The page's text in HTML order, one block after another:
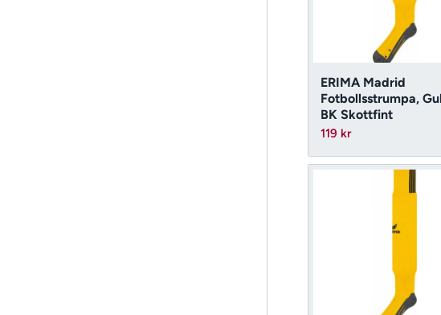
ERIMA Madrid
Fotbollsstrumpa,
BK Skottfint
119 kr